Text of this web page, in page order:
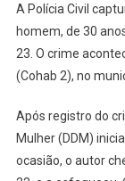
A Polícia Civil
homem, de 30
23. O crime
(Cohab 2), no
Após registro do
Mulher (DDM)
ocasião, o autor